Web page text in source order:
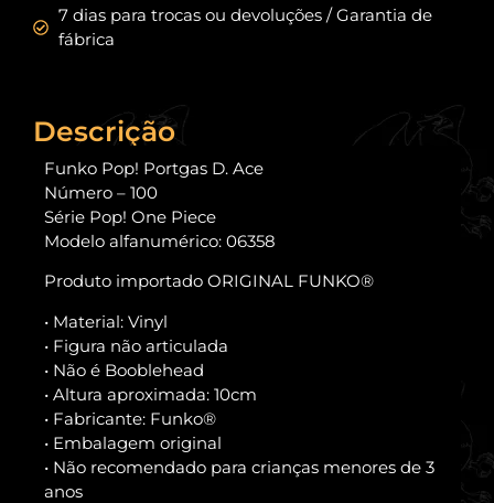
7 dias para trocas ou devoluções / Garantia de
fábrica
Descrição
Funko Pop! Portgas D. Ace
Número – 100
Série Pop! One Piece
Modelo alfanumérico: 06358
Produto importado ORIGINAL FUNKO®
• Material: Vinyl
• Figura não articulada
• Não é Booblehead
• Altura aproximada: 10cm
• Fabricante: Funko®
• Embalagem original
• Não recomendado para crianças menores de 3
anos